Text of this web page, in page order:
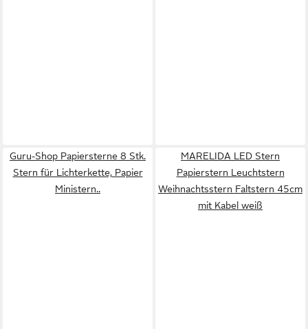
Guru-Shop Papiersterne 8 Stk.
Stern für Lichterkette, Papier
Ministern..
MARELIDA LED Stern
Papierstern Leuchtstern
Weihnachtsstern Faltstern 45cm
mit Kabel weiß